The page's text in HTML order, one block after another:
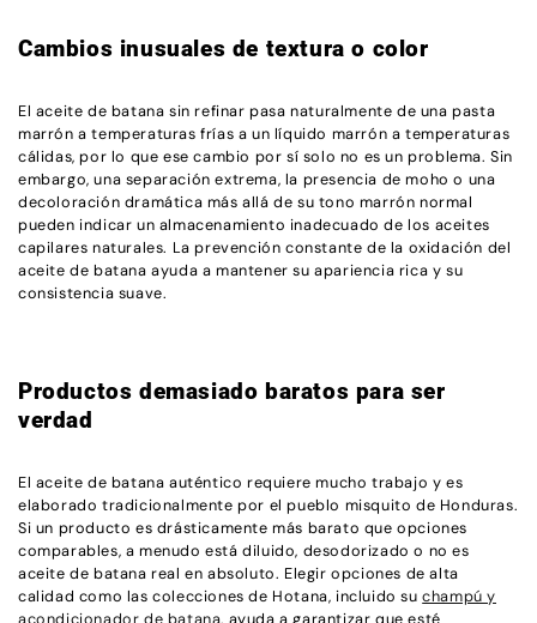
Cambios inusuales de textura o color
El aceite de batana sin refinar pasa naturalmente de una pasta
marrón a temperaturas frías a un líquido marrón a temperaturas
cálidas, por lo que ese cambio por sí solo no es un problema. Sin
embargo, una separación extrema, la presencia de moho o una
decoloración dramática más allá de su tono marrón normal
pueden indicar un almacenamiento inadecuado de los aceites
capilares naturales. La prevención constante de la oxidación del
aceite de batana ayuda a mantener su apariencia rica y su
consistencia suave.
Productos demasiado baratos para ser
verdad
El aceite de batana auténtico requiere mucho trabajo y es
elaborado tradicionalmente por el pueblo misquito de Honduras.
Si un producto es drásticamente más barato que opciones
comparables, a menudo está diluido, desodorizado o no es
aceite de batana real en absoluto. Elegir opciones de alta
calidad como las colecciones de Hotana, incluido suchampú y